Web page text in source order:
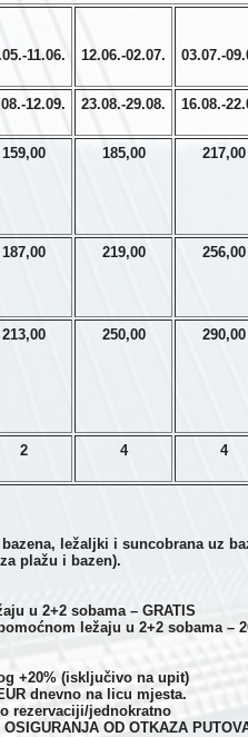
11.06. 12.06.-02.07. 03.07.-
12.09. 23.08.-29.08. 16.08.-
159,00 185,00 217,00
187,00 219,00 256,00
213,00 250,00 290,00
2 4 4
ležaljki i suncobrana uz
plažu i bazen).
u 2+2 sobama – GRATIS
ležaju u 2+2 sobama –
+20% (isključivo na upit)
dnevno na licu mjesta.
rezervaciji/jednokratno
OD OTKAZA